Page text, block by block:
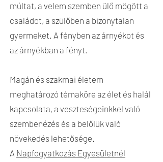
múltat, a velem szemben ülő mögött a
családot, a szülőben a bizonytalan
gyermeket. A fényben az árnyékot és
az árnyékban a fényt.
Magán és szakmai életem
meghatározó témaköre az élet és halál
kapcsolata, a veszteségeinkkel való
szembenézés és a belőlük való
növekedés lehetősége.
A Napfogyatkozás Egyesületnél